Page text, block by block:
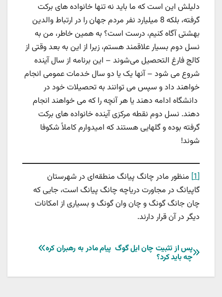
دلیلش این است که ما باید نه تنها خانواده های برکت
گرفته، بلکه 8 میلیارد نفر مردم جهان را در ارتباط والدین
بهشتی آگاه کنیم، درست است؟ به همین خاطر، من به
نسل دوم بسیار علاقمند هستم، زیرا از این به بعد وقتی از
کالج فارغ التحصیل می‌شوند – این برنامه از سال آینده
شروع می شود – آنها یک یا دو سال خدمات عمومی انجام
خواهند داد و سپس می توانند به تحصیلات خود در
دانشگاه ادامه دهند یا هر آنچه را که می خواهند انجام
دهند. نسل دوم نقطه مرکزی آینده خانواده های برکت
گرفته بوده و گلهایی هستند که امیدوارم کاملاً شکوفا
شوند!
[1]
منظور مادر چانگ پیانگ منطقه‌ای در شهرستان
گاپیانگ در مجاورت دریاچه چانگ پیانگ است، جایی که
چان جانگ گونگ و چان وان گونگ و بسیاری از امکانات
دیگر در آن قرار دارند.
راهبری
نوشته
پیام مادر به رهبران کره پس از تثبیت چان ایل گوگ
چه باید کرد؟